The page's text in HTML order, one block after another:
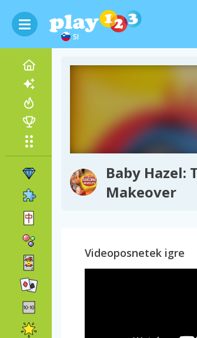
SI
Baby Hazel:
Makeover
Videoposnetek igre